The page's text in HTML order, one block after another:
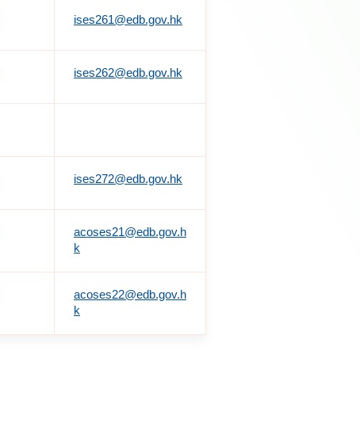
ises261@edb.gov.hk
ises262@edb.gov.hk
ises272@edb.gov.hk
acoses21@edb.gov.h
k
acoses22@edb.gov.h
k